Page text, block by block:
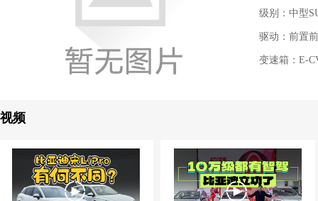
级别：中型
驱动：前置
变速箱：E-
视频